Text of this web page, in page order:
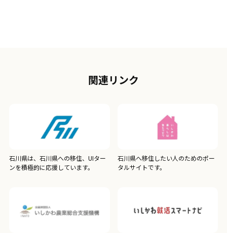
関連リンク
石川県は、石川県への移住、UIター
ンを積極的に応援しています。
石川県へ移住したい人のためのポー
タルサイトです。